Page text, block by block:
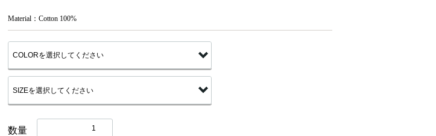
Material：Cotton 100%
数量